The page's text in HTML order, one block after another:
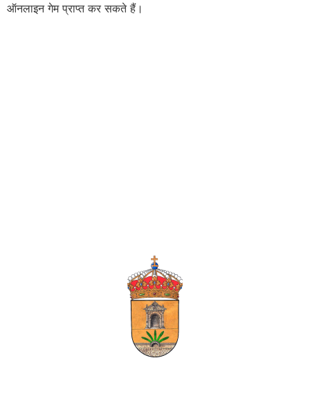
ऑनलाइन गेम प्राप्त कर सकते हैं।